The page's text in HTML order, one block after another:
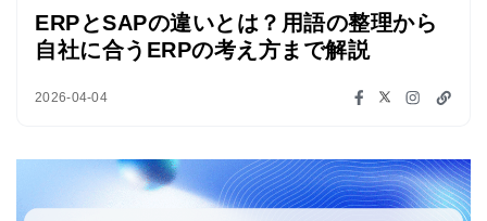
ERPとSAPの違いとは？用語の整理から
自社に合うERPの考え方まで解説
2026-04-04